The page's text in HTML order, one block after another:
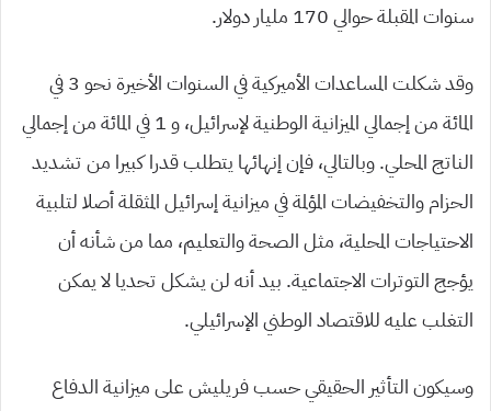
سنوات المقبلة حوالي 170 مليار دولار.
وقد شكلت المساعدات الأميركية في السنوات الأخيرة نحو 3 في
المائة من إجمالي الميزانية الوطنية لإسرائيل، و 1 في المائة من إجمالي
الناتج المحلي. وبالتالي، فإن إنهائها يتطلب قدرا كبيرا من تشديد
الحزام والتخفيضات المؤلمة في ميزانية إسرائيل المثقلة أصلا لتلبية
الاحتياجات المحلية، مثل الصحة والتعليم، مما من شأنه أن
يؤجج التوترات الاجتماعية. بيد أنه لن يشكل تحديا لا يمكن
التغلب عليه للاقتصاد الوطني الإسرائيلي.
وسيكون التأثير الحقيقي حسب فريليش على ميزانية الدفاع